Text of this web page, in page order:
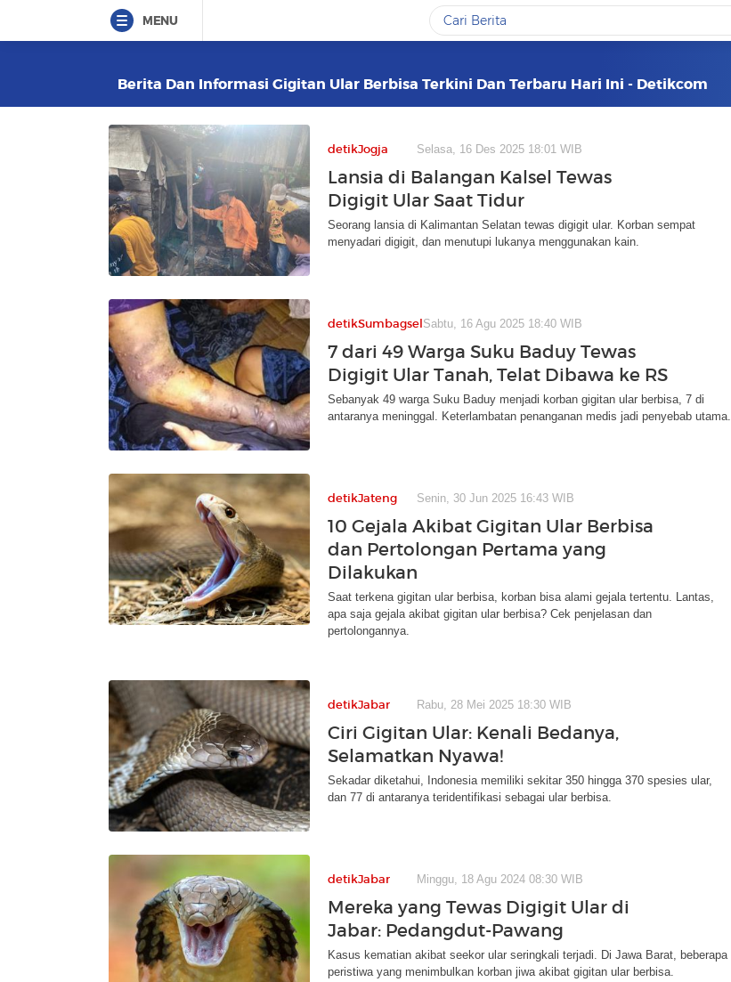
MENU
Berita Dan Informasi Gigitan Ular Berbisa Terkini Dan Terbaru Hari Ini - Detikcom
detikJogja Selasa, 16 Des 2025 18:01 WIB
Lansia di Balangan Kalsel Tewas
Digigit Ular Saat Tidur
Seorang lansia di Kalimantan Selatan tewas digigit ular. Korban sempat
menyadari digigit, dan menutupi lukanya menggunakan kain.
detikSumbagselSabtu, 16 Agu 2025 18:40 WIB
7 dari 49 Warga Suku Baduy Tewas
Digigit Ular Tanah, Telat Dibawa ke RS
Sebanyak 49 warga Suku Baduy menjadi korban gigitan ular berbisa, 7 di
antaranya meninggal. Keterlambatan penanganan medis jadi penyebab utama.
detikJateng Senin, 30 Jun 2025 16:43 WIB
10 Gejala Akibat Gigitan Ular Berbisa
dan Pertolongan Pertama yang
Dilakukan
Saat terkena gigitan ular berbisa, korban bisa alami gejala tertentu. Lantas,
apa saja gejala akibat gigitan ular berbisa? Cek penjelasan dan
pertolongannya.
detikJabar Rabu, 28 Mei 2025 18:30 WIB
Ciri Gigitan Ular: Kenali Bedanya,
Selamatkan Nyawa!
Sekadar diketahui, Indonesia memiliki sekitar 350 hingga 370 spesies ular,
dan 77 di antaranya teridentifikasi sebagai ular berbisa.
detikJabar Minggu, 18 Agu 2024 08:30 WIB
Mereka yang Tewas Digigit Ular di
Jabar: Pedangdut-Pawang
Kasus kematian akibat seekor ular seringkali terjadi. Di Jawa Barat, beberapa
peristiwa yang menimbulkan korban jiwa akibat gigitan ular berbisa.